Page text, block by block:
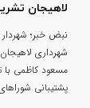
لاهیجان
شهرداری
مسعود کاظمی با
پشتیبانی